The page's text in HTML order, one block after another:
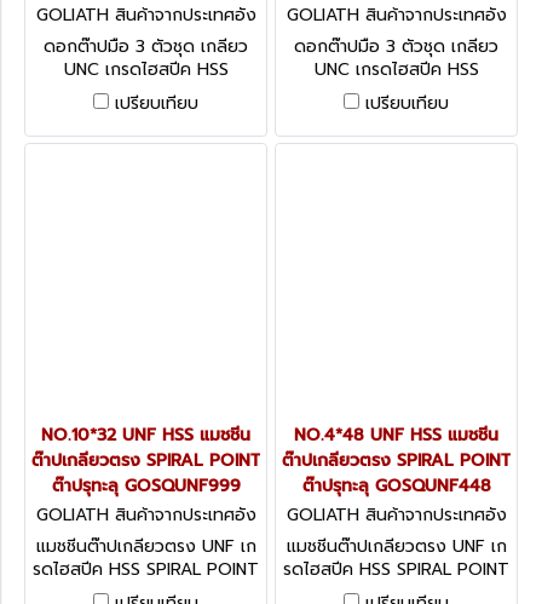
GOLIATH สินค้าจากประเทศอัง
กฤษ GOSTUNC540
ดอกต๊าปมือ 3 ตัวชุด เกลียว
UNC เกรดไฮสปีค HSS
เปรียบเทียบ
GOLIATH สินค้าจากประเทศอัง
กฤษ GOSTUNC348
ดอกต๊าปมือ 3 ตัวชุด เกลียว
UNC เกรดไฮสปีค HSS
เปรียบเทียบ
NO.10*32 UNF HSS แมชชีน
ต๊าปเกลียวตรง SPIRAL POINT
ต๊าปรุทะลุ GOSQUNF999
GOLIATH สินค้าจากประเทศอัง
กฤษ GOSQUNF999
แมชชีนต๊าปเกลียวตรง UNF เก
รดไฮสปีค HSS SPIRAL POINT
ต๊าปรุทะลุ
NO.4*48 UNF HSS แมชชีน
ต๊าปเกลียวตรง SPIRAL POINT
ต๊าปรุทะลุ GOSQUNF448
GOLIATH สินค้าจากประเทศอัง
กฤษ GOSQUNF448
แมชชีนต๊าปเกลียวตรง UNF เก
รดไฮสปีค HSS SPIRAL POINT
ต๊าปรุทะลุ